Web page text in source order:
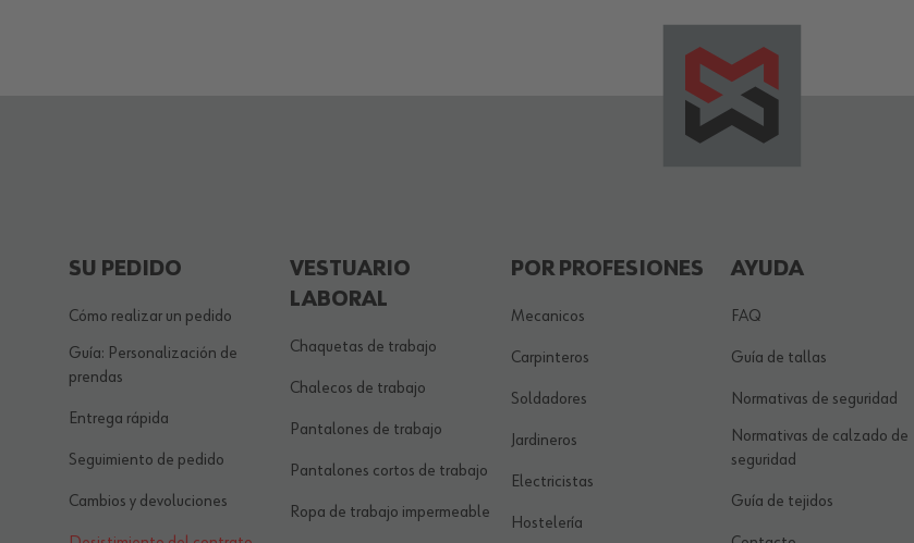
SU PEDIDO
Cómo realizar un pedido
Guía: Personalización de
prendas
Entrega rápida
Seguimiento de pedido
Cambios y devoluciones
VESTUARIO
LABORAL
Chaquetas de trabajo
Chalecos de trabajo
Pantalones de trabajo
Pantalones cortos de trabajo
Ropa de trabajo impermeable
POR PROFESIONES
Mecanicos
Carpinteros
Soldadores
Jardineros
Electricistas
Hostelería
AYUDA
FAQ
Guía de tallas
Normativas de seguridad
Normativas de calzado de
seguridad
Guía de tejidos